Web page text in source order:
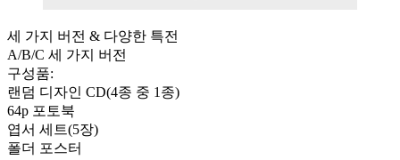
세 가지 버전 & 다양한 특전
A/B/C 세 가지 버전
구성품:
랜덤 디자인 CD(4종 중 1종)
64p 포토북
엽서 세트(5장)
폴더 포스터